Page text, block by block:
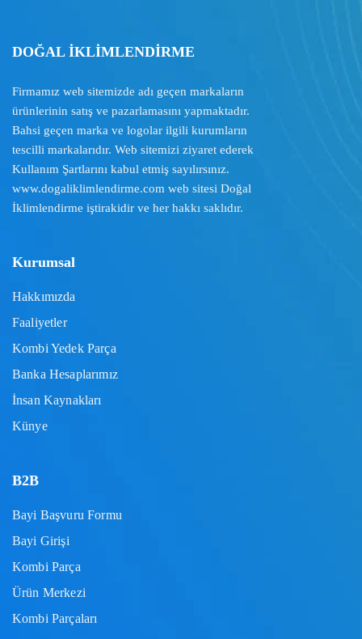
DOĞAL İKLİMLENDİRME
Firmamız web sitemizde adı geçen markaların
ürünlerinin satış ve pazarlamasını yapmaktadır.
Bahsi geçen marka ve logolar ilgili kurumların
tescilli markalarıdır. Web sitemizi ziyaret ederek
Kullanım Şartlarını kabul etmiş sayılırsınız.
www.dogaliklimlendirme.com web sitesi Doğal
İklimlendirme iştirakidir ve her hakkı saklıdır.
Kurumsal
Hakkımızda
Faaliyetler
Kombi Yedek Parça
Banka Hesaplarımız
İnsan Kaynakları
Künye
B2B
Bayi Başvuru Formu
Bayi Girişi
Kombi Parça
Ürün Merkezi
Kombi Parçaları